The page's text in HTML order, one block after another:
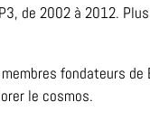
de 2002 à 2012.
fondateurs
le cosmos.